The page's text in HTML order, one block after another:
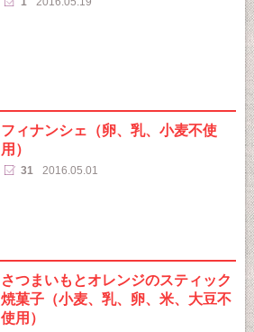
フィナンシェ（卵、乳、小麦不使
用）
31 2016.05.01
さつまいもとオレンジのスティック
焼菓子（小麦、乳、卵、米、大豆不
使用）